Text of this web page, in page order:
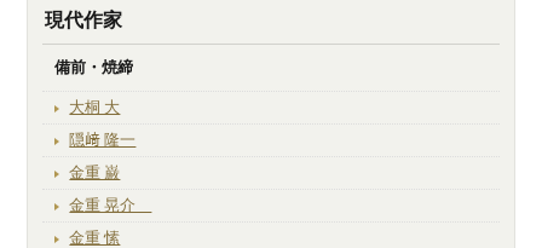
現代作家
備前・焼締
大桐 大
隠﨑 隆一
金重 巌
金重 晃介
金重 愫